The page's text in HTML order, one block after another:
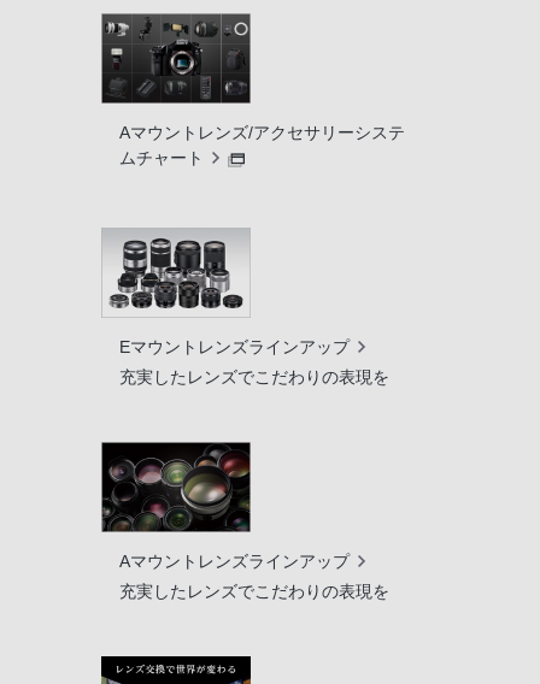
Aマウントレンズ/アクセサリーシステ
ムチャート
Eマウントレンズラインアップ
充実したレンズでこだわりの表現を
Aマウントレンズラインアップ
充実したレンズでこだわりの表現を